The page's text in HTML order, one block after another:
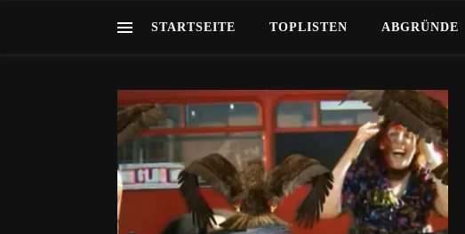
STARTSEITE TOPLISTEN ABGRÜNDE